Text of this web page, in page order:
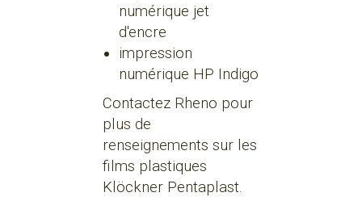
numérique jet
d'encre
impression
numérique HP Indigo
Contactez Rheno pour
plus de
renseignements sur les
films plastiques
Klöckner Pentaplast.